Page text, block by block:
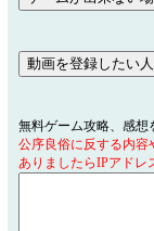
無料ゲーム攻略、感想
公序良俗に反する内容
ありましたらIPアドレ